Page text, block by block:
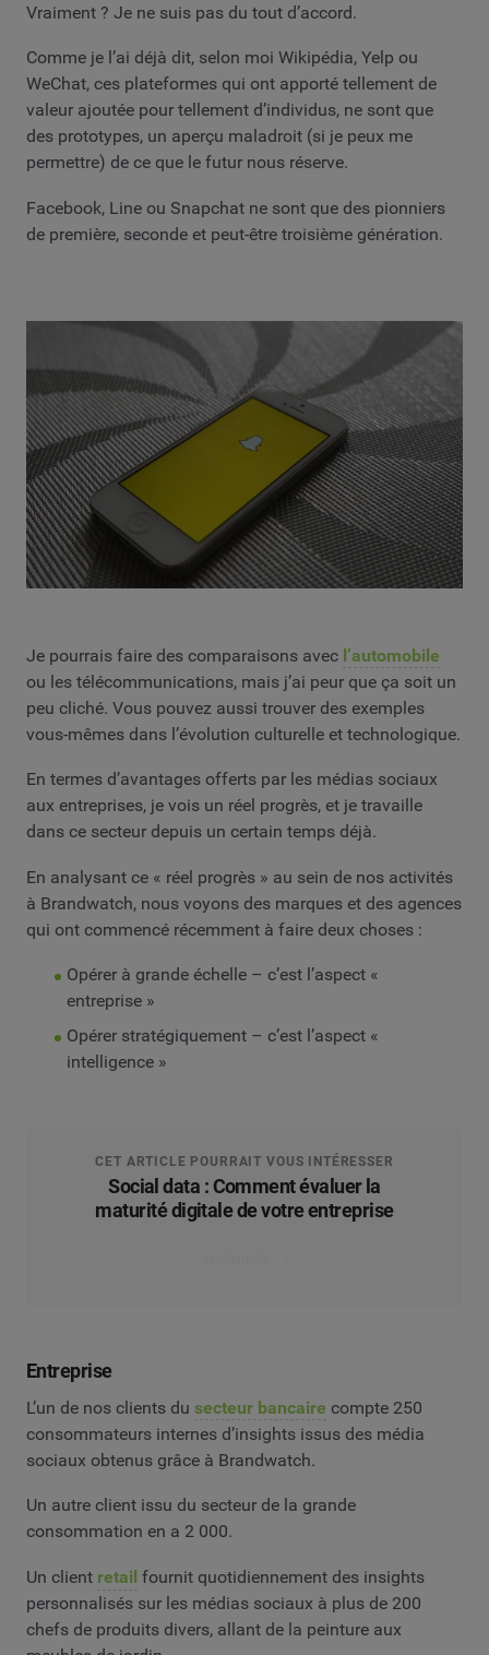
Vraiment ? Je ne suis pas du tout d’accord.
Comme je l’ai déjà dit, selon moi Wikipédia, Yelp ou
WeChat, ces plateformes qui ont apporté tellement de
valeur ajoutée pour tellement d’individus, ne sont que
des prototypes, un aperçu maladroit (si je peux me
permettre) de ce que le futur nous réserve.
Facebook, Line ou Snapchat ne sont que des pionniers
de première, seconde et peut-être troisième génération.
Je pourrais faire des comparaisons avec l’automobile
ou les télécommunications, mais j’ai peur que ça soit un
peu cliché. Vous pouvez aussi trouver des exemples
vous-mêmes dans l’évolution culturelle et technologique.
En termes d’avantages offerts par les médias sociaux
aux entreprises, je vois un réel progrès, et je travaille
dans ce secteur depuis un certain temps déjà.
En analysant ce « réel progrès » au sein de nos activités
à Brandwatch, nous voyons des marques et des agences
qui ont commencé récemment à faire deux choses :
Opérer à grande échelle – c’est l’aspect «
entreprise »
Opérer stratégiquement – c’est l’aspect «
intelligence »
CET ARTICLE POURRAIT VOUS INTÉRESSER
Social data : Comment évaluer la
maturité digitale de votre entreprise
Entreprise
L’un de nos clients du secteur bancaire compte 250
consommateurs internes d’insights issus des média
sociaux obtenus grâce à Brandwatch.
Un autre client issu du secteur de la grande
consommation en a 2 000.
Un client retail fournit quotidiennement des insights
personnalisés sur les médias sociaux à plus de 200
chefs de produits divers, allant de la peinture aux